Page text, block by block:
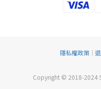
隱私權政策 ｜
Copyright © 2018-2024